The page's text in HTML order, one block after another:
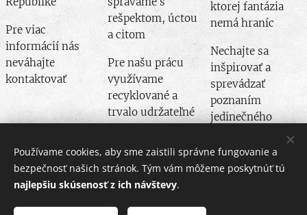
Pre viac
informácií nás
neváhajte
kontaktovať
rešpektom, úctou
a citom
Pre našu prácu
využívame
recyklované a
trvalo udržateľné
ktorej fantázia
nemá hraníc
Nechajte sa
inšpirovať a
sprevádzať
poznaním
jedinečného
Používame cookies, aby sme zaistili správne fungovanie a
bezpečnosť našich stránok. Tým vám môžeme poskytnúť tú
najlepšiu skúsenosť z ich návštevy.